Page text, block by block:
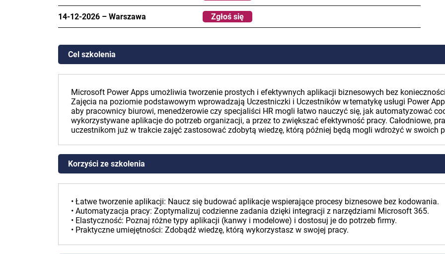
14-12-2026 – Warszawa Zgłoś się
Cel szkolenia
Microsoft Power Apps umożliwia tworzenie prostych i efektywnych aplikacji biznesowych bez
Zajęcia na poziomie podstawowym wprowadzają Uczestniczki i Uczestników w tematykę usługi Power
aby pracownicy biurowi, menedżerowie czy specjaliści HR mogli łatwo nauczyć się, jak automatyzować
wykorzystywane aplikacje do potrzeb organizacji, a przez to zwiększać efektywność pracy. Całodniowe,
uczestnikom już w trakcie zajęć zastosować zdobytą wiedzę, którą później będą mogli wdrożyć w swoich
Korzyści ze szkolenia
• Łatwe tworzenie aplikacji: Naucz się budować aplikacje wspierające procesy biznesowe bez kodowania.
• Automatyzacja pracy: Zoptymalizuj codzienne zadania dzięki integracji z narzędziami Microsoft 365.
• Elastyczność: Poznaj różne typy aplikacji (kanwy i modelowe) i dostosuj je do potrzeb firmy.
• Praktyczne umiejętności: Zdobądź wiedzę, którą wykorzystasz w swojej pracy.